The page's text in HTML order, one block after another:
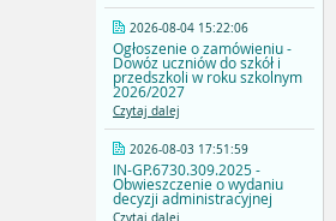
2026-08-04 15:22:06
Ogłoszenie o zamówieniu -
Dowóz uczniów do szkół i
przedszkoli w roku szkolnym
2026/2027
Czytaj dalej
2026-08-03 17:51:59
IN-GP.6730.309.2025 -
Obwieszczenie o wydaniu
decyzji administracyjnej